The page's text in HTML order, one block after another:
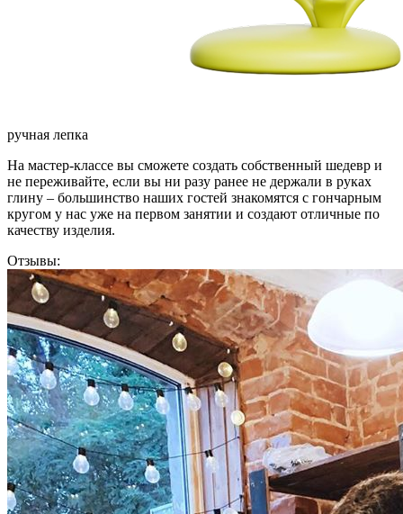
ручная лепка
На мастер-классе вы сможете создать собственный шедевр и
не переживайте, если вы ни разу ранее не держали в руках
глину – большинство наших гостей знакомятся с гончарным
кругом у нас уже на первом занятии и создают отличные по
качеству изделия.
Отзывы: